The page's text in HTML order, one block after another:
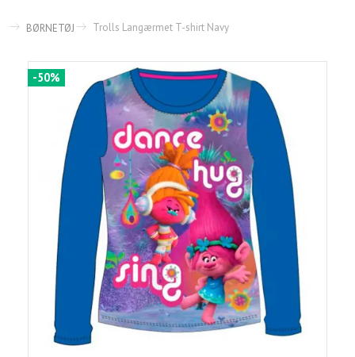
BØRNETØJ Trolls Langærmet T-shirt Navy
-50%